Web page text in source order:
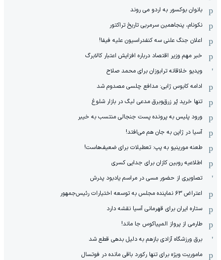
بانوان بوکسور به اردو می روند
نکونام، پنجاهمین سرمربی تاریخ تراکتور
اعلان جنگ علنی سه کنفدراسیون علیه فیفا!
خبر مهم وزیر اقتصاد درباره افزایش اعتبار کالابرگ
ویدیو خلاقانه ترابوزان برای محمد صلاح
ادامه کابوس ژابی: مدافع چلسی مصدوم شد
تنها خرید پُر زرق‌وبرق مدعی لیگ در بازار شلوغ
ورود پلیس به پرونده پست جنجالی منتسب به خیبر
آسیا در ژاپن به جان هم می‌افتد!
طعنه مورینیو به پپ: تعطیلات برای ضعیف‌هاست!
اطلاعیه روبین کازان برای جدایی کسری
تصاویری از حضور مسی در مراسم یادبود پدرش
اعتراض ۶۳ نماینده مجلس به توسعه اختیارات رئیس‌جمهور
ستاره ایران برای قهرمانی آسیا نقشه دارد
طارمی از پرواز المپیاکوس جا ماند!
برق ورزشگاه آزادی بازهم به دلیل بدهی قطع شد
ماموریت ویژه برای تنها رکورد باقی مانده در فوتسال